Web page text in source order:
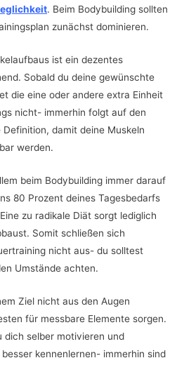
. Beim Bodybuilding sollten
zunächst dominieren.
ist ein dezentes
Sobald du deine gewünschte
die eine oder andere extra Einheit
nicht- immerhin folgt auf den
damit deine Muskeln
werden.
beim Bodybuilding immer darauf
80 Prozent deines Tagesbedarfs
zu radikale Diät sorgt lediglich
Somit schließen sich
nicht aus- du solltest
Umstände achten.
Ziel nicht aus den Augen
für messbare Elemente sorgen.
dich selber motivieren und
kennenlernen- immerhin sind